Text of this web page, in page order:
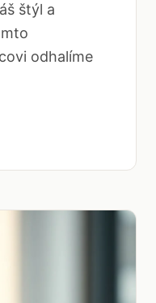
štýl a
odhalíme